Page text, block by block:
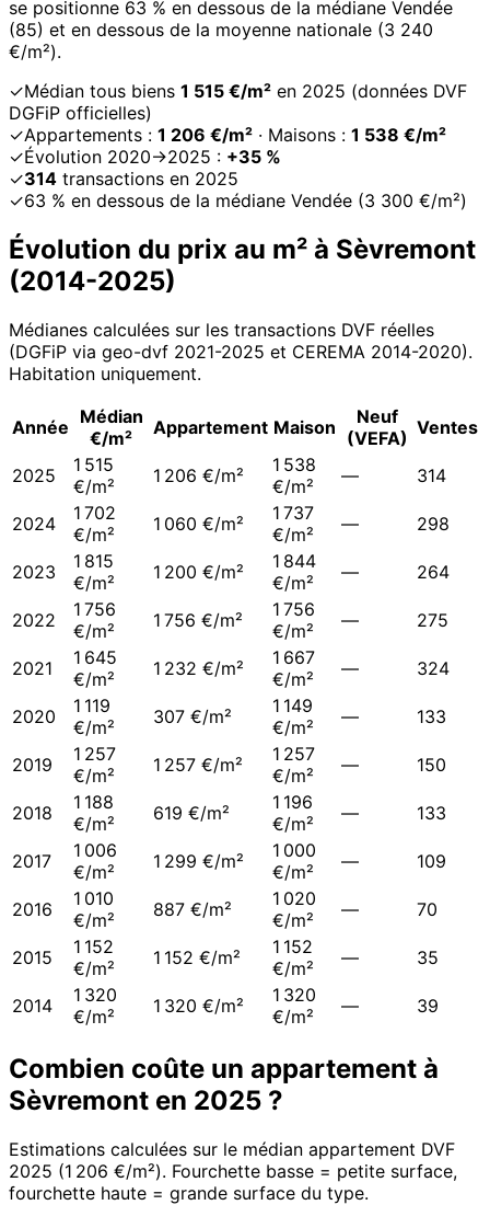
se positionne 63 % en dessous de la médiane Vendée
(85) et en dessous de la moyenne nationale (3 240
€/m²).
✓Médian tous biens 1 515 €/m² en 2025 (données DVF
DGFiP officielles)
✓Appartements : 1 206 €/m² · Maisons : 1 538 €/m²
✓Évolution 2020→2025 : +35 %
✓314 transactions en 2025
✓63 % en dessous de la médiane Vendée (3 300 €/m²)
Évolution du prix au m² à Sèvremont
(2014-2025)
Médianes calculées sur les transactions DVF réelles
(DGFiP via geo-dvf 2021-2025 et CEREMA 2014-2020).
Habitation uniquement.
Année Médian
€/m²
Appartement Maison
Neuf
(VEFA) Ventes
2025
1 515
€/m²
1 206 €/m²
1 538
€/m²
— 314
2024
1 702
€/m²
1 060 €/m²
1 737
€/m²
— 298
2023
1 815
€/m²
1 200 €/m²
1 844
€/m²
— 264
2022
1 756
€/m²
1 756 €/m²
1 756
€/m²
— 275
2021
1 645
€/m²
1 232 €/m²
1 667
€/m²
— 324
2020
1 119
€/m²
307 €/m²
1 149
€/m²
— 133
2019
1 257
€/m²
1 257 €/m²
1 257
€/m²
— 150
2018
1 188
€/m²
619 €/m²
1 196
€/m²
— 133
2017
1 006
€/m²
1 299 €/m²
1 000
€/m²
— 109
2016
1 010
€/m²
887 €/m²
1 020
€/m²
— 70
2015
1 152
€/m²
1 152 €/m²
1 152
€/m²
— 35
2014
1 320
€/m²
1 320 €/m²
1 320
€/m²
— 39
Combien coûte un appartement à
Sèvremont en 2025 ?
Estimations calculées sur le médian appartement DVF
2025 (1 206 €/m²). Fourchette basse = petite surface,
fourchette haute = grande surface du type.